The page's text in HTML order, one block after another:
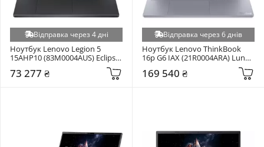
Відправка через 4 дні
Ноутбук Lenovo Legion 5
15AHP10 (83M0004AUS) Eclipse
73 277 ₴
Відправка через 6 днів
Ноутбук Lenovo ThinkBook
16p G6 IAX (21R0004ARA) Luna
169 540 ₴